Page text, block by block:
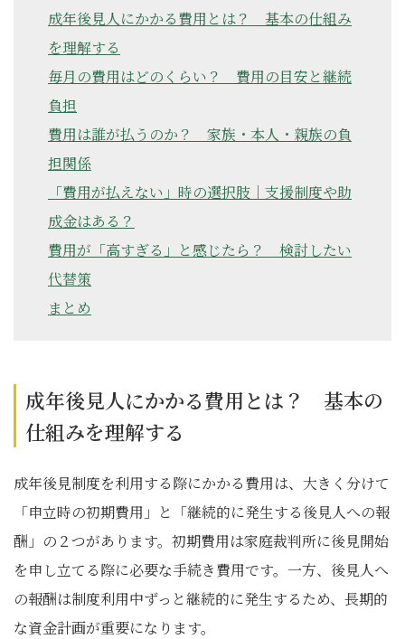
成年後見人にかかる費用とは？ 基本の仕組み
を理解する
毎月の費用はどのくらい？ 費用の目安と継続
負担
費用は誰が払うのか？ 家族・本人・親族の負
担関係
「費用が払えない」時の選択肢｜支援制度や助
成金はある？
費用が「高すぎる」と感じたら？ 検討したい
代替策
まとめ
成年後見人にかかる費用とは？ 基本の
仕組みを理解する
成年後見制度を利用する際にかかる費用は、大きく分けて
「申立時の初期費用」と「継続的に発生する後見人への報
酬」の２つがあります。初期費用は家庭裁判所に後見開始
を申し立てる際に必要な手続き費用です。一方、後見人へ
の報酬は制度利用中ずっと継続的に発生するため、長期的
な資金計画が重要になります。